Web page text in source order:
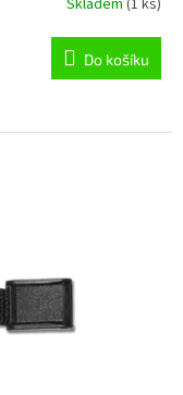
Skladem (1 ks)
Do košíku